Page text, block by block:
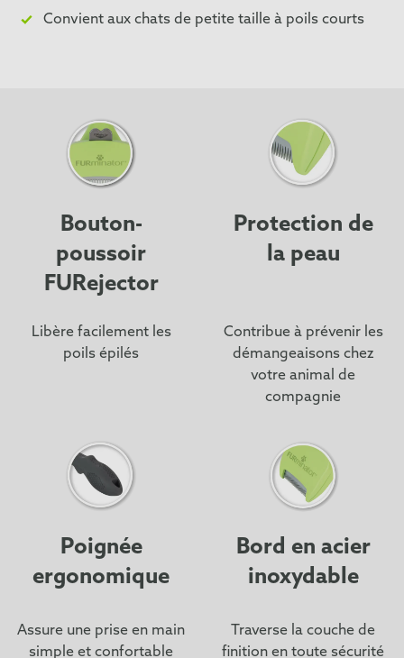
Convient aux chats de petite taille à poils courts
Bouton-
poussoir
FURejector
Libère facilement les
poils épilés
Protection de
la peau
Contribue à prévenir les
démangeaisons chez
votre animal de
compagnie
Poignée
ergonomique
Assure une prise en main
simple et confortable
Bord en acier
inoxydable
Traverse la couche de
finition en toute sécurité